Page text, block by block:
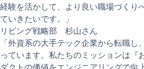
経験を活かして、より良い職場づくり
ていきたいです。」
リビング戦略部 杉山さん
「外資系の大手テック企業から転職し
っています。私たちのミッションは『